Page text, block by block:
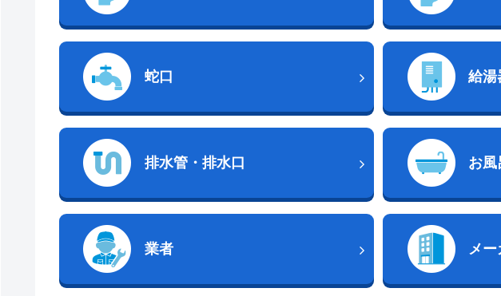
蛇口 給湯
排水管・排水口 お風
業者 メ